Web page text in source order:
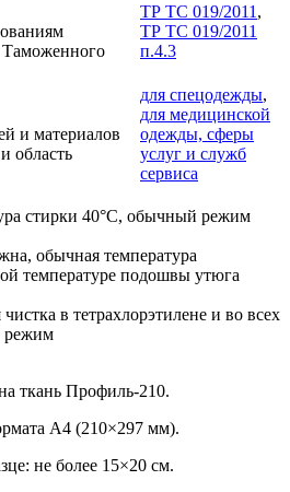
Таможенного
ТР ТС 019/2011 ,
ТР ТС 019/2011
п.4.3
и материалов
область
для спецодежды,
для медицинской
одежды, сферы
услуг и служб
сервиса
стирки 40°C, обычный режим
обычная температура
температуре подошвы утюга
в тетрахлорэтилене и во всех
режим
ткань Профиль-210.
А4 (210×297 мм).
не более 15×20 см.